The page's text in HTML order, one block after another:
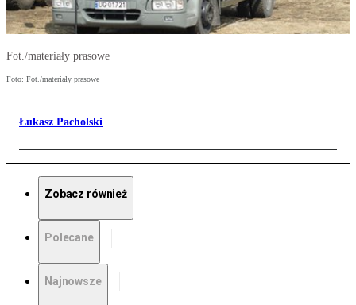
Fot./materiały prasowe
Foto: Fot./materiały prasowe
Łukasz Pacholski
Zobacz również
Polecane
Najnowsze